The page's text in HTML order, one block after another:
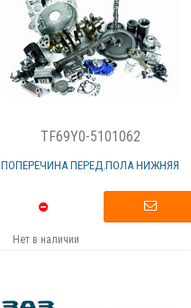
TF69Y0-5101062
ПОПЕРЕЧИНА ПЕРЕД.ПОЛА НИЖНЯЯ
Нет в наличии